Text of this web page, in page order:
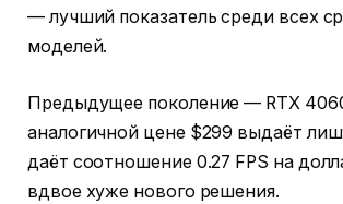
— лучший показатель среди всех
моделей.
Предыдущее поколение — RTX
аналогичной цене $299 выдаёт
даёт соотношение 0.27 FPS на
вдвое хуже нового решения.